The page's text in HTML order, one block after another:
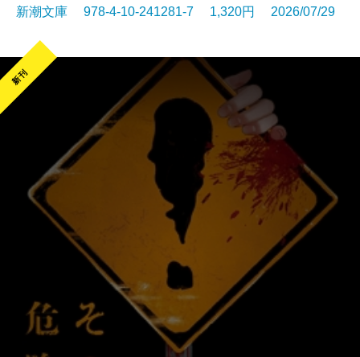
新潮文庫 978-4-10-241281-7 1,320円 2026/07/29
新刊